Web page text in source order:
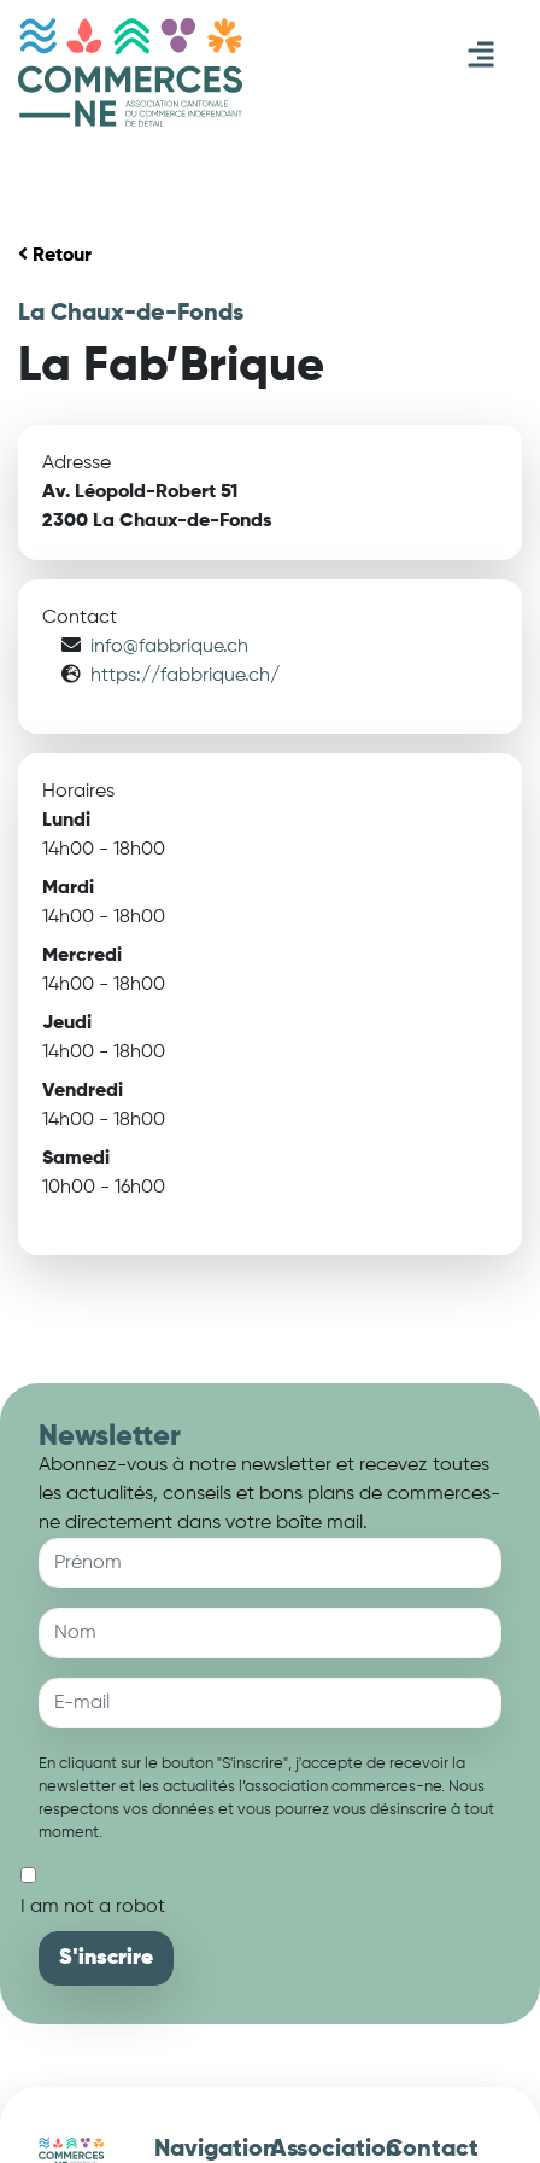
Retour
La Chaux-de-Fonds
La Fab’Brique
Adresse
Av. Léopold-Robert 51
2300 La Chaux-de-Fonds
Contact
info@fabbrique.ch
https://fabbrique.ch/
Horaires
Lundi
14h00 - 18h00
Mardi
14h00 - 18h00
Mercredi
14h00 - 18h00
Jeudi
14h00 - 18h00
Vendredi
14h00 - 18h00
Samedi
10h00 - 16h00
Newsletter
Abonnez-vous à notre newsletter et recevez toutes
les actualités, conseils et bons plans de commerces-
ne directement dans votre boîte mail.
En cliquant sur le bouton "S'inscrire", j'accepte de recevoir la
newsletter et les actualités l’association commerces-ne. Nous
respectons vos données et vous pourrez vous désinscrire à tout
moment.
I am not a robot
NavigationAssociationContact